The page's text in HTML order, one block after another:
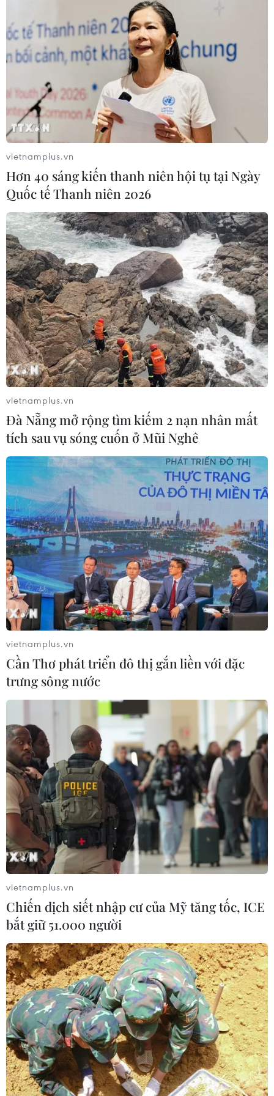
TIN CÙNG CHUYÊN MỤC
Hà Nội: Xử lý dứt điểm 3 vụ việc vi
phạm tại hồ Đồng Đò trước 30/9
09/08/2026 12:49
Đổi mới công tác phổ biến, giáo dục
pháp luật trong bối cảnh bùng nổ
mạng xã hội
Sơn La: Bắt hai đối tượng mua bán
ma túy, thu giữ hơn 3.500 viên hồng
phiến
09/08/2026 10:19
Cựu Thứ trưởng Nguyễn Bá Hoan và
27 bị cáo khác chuẩn bị ra hầu tòa
09/08/2026 10:01
vietnamplus.vn
Hơn 40 sáng kiến thanh niên hội tụ tại Ngày
Quốc tế Thanh niên 2026
vietnamplus.vn
Đà Nẵng mở rộng tìm kiếm 2 nạn nhân mất
tích sau vụ sóng cuốn ở Mũi Nghê
vietnamplus.vn
Cần Thơ phát triển đô thị gắn liền với đặc
trưng sông nước
vietnamplus.vn
Chiến dịch siết nhập cư của Mỹ tăng tốc, ICE
bắt giữ 51.000 người